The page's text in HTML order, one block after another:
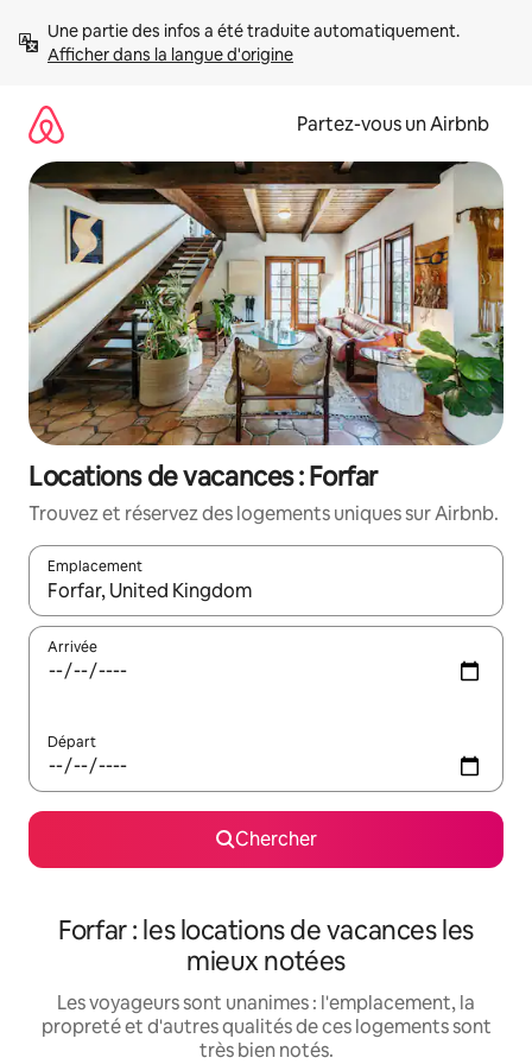
directement
Afficher dans la langue d'origine
Partez-vous un Airbnb
Locations de vacances : Forfar
Trouvez et réservez des logements uniques sur Airbnb.
Emplacement
Quand les résultats sont affichés, parcourez-les en utilisant
Arrivée
Départ
Chercher
Forfar : les locations de vacances les
mieux notées
Les voyageurs sont unanimes : l'emplacement, la
propreté et d'autres qualités de ces logements sont
très bien notés.